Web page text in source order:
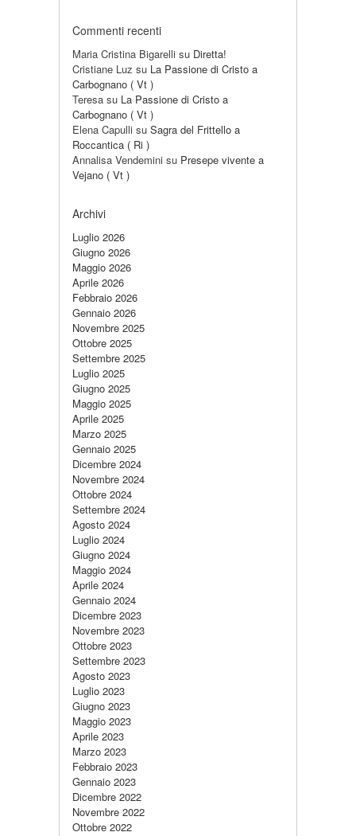
Commenti recenti
Maria Cristina Bigarelli su Diretta!
Cristiane Luz su La Passione di Cristo a
Carbognano ( Vt )
Teresa su La Passione di Cristo a
Carbognano ( Vt )
Elena Capulli su Sagra del Frittello a
Roccantica ( Ri )
Annalisa Vendemini su Presepe vivente a
Vejano ( Vt )
Archivi
Luglio 2026
Giugno 2026
Maggio 2026
Aprile 2026
Febbraio 2026
Gennaio 2026
Novembre 2025
Ottobre 2025
Settembre 2025
Luglio 2025
Giugno 2025
Maggio 2025
Aprile 2025
Marzo 2025
Gennaio 2025
Dicembre 2024
Novembre 2024
Ottobre 2024
Settembre 2024
Agosto 2024
Luglio 2024
Giugno 2024
Maggio 2024
Aprile 2024
Gennaio 2024
Dicembre 2023
Novembre 2023
Ottobre 2023
Settembre 2023
Agosto 2023
Luglio 2023
Giugno 2023
Maggio 2023
Aprile 2023
Marzo 2023
Febbraio 2023
Gennaio 2023
Dicembre 2022
Novembre 2022
Ottobre 2022